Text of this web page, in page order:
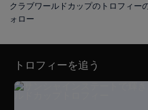
クラブワールドカップのトロフィー
ォロー
トロフィーを追う